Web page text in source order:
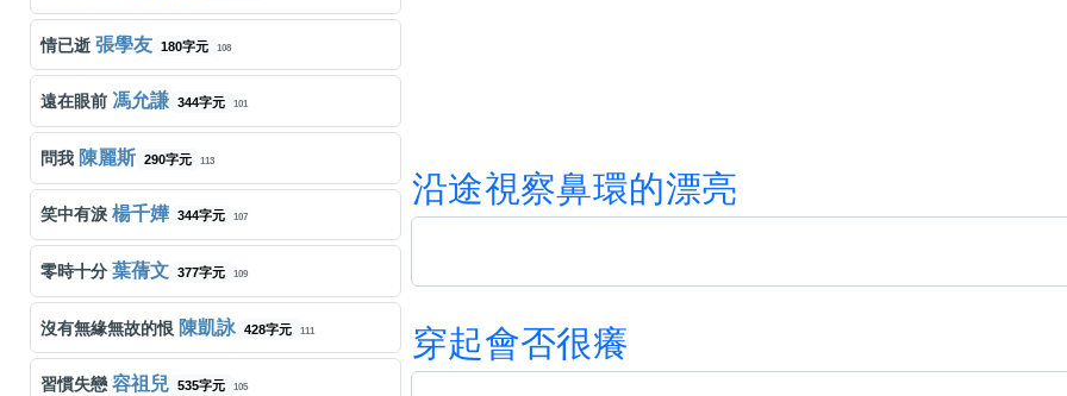
情已逝 張學友 180字元 108
遠在眼前 馮允謙 344字元 101
問我 陳麗斯 290字元 113
笑中有淚 楊千嬅 344字元 107
零時十分 葉蒨文 377字元 109
沒有無緣無故的恨 陳凱詠 428字元 111
習慣失戀容祖兒 535字元 105
沿途視察鼻環的漂亮
穿起會否很癢